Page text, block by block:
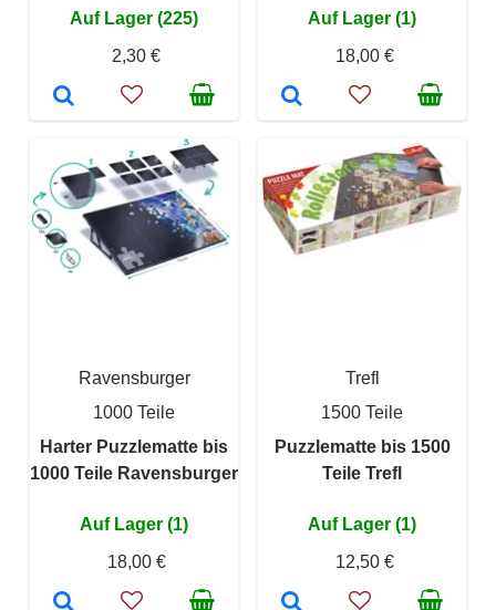
Auf Lager (225)
2,30 €
Auf Lager (1)
18,00 €
Ravensburger
1000 Teile
Harter Puzzlematte bis
1000 Teile Ravensburger
Auf Lager (1)
18,00 €
Trefl
1500 Teile
Puzzlematte bis 1500
Teile Trefl
Auf Lager (1)
12,50 €